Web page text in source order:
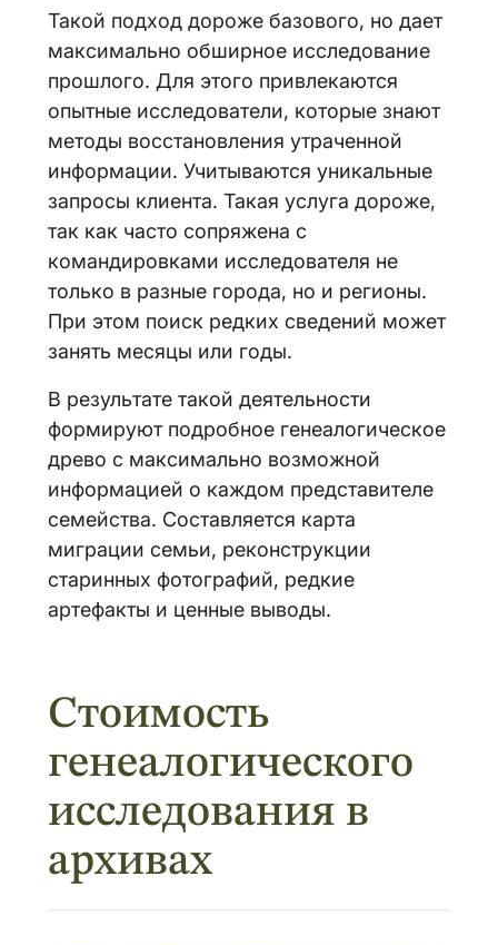
Такой подход дороже базового, но дает
максимально обширное исследование
прошлого. Для этого привлекаются
опытные исследователи, которые знают
методы восстановления утраченной
информации. Учитываются уникальные
запросы клиента. Такая услуга дороже,
так как часто сопряжена с
командировками исследователя не
только в разные города, но и регионы.
При этом поиск редких сведений может
занять месяцы или годы.
В результате такой деятельности
формируют подробное генеалогическое
древо с максимально возможной
информацией о каждом представителе
семейства. Составляется карта
миграции семьи, реконструкции
старинных фотографий, редкие
артефакты и ценные выводы.
Стоимость
генеалогического
исследования в
архивах